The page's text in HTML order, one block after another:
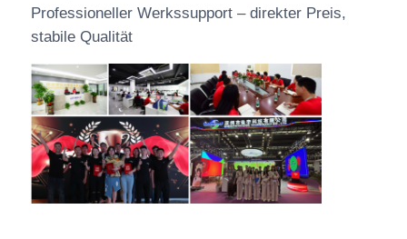
Professioneller Werkssupport – direkter Preis,
stabile Qualität